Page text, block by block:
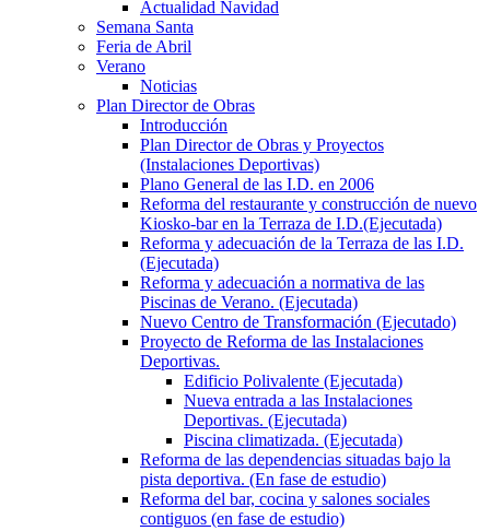
Actualidad Navidad
Semana Santa
Feria de Abril
Verano
Noticias
Plan Director de Obras
Introducción
Plan Director de Obras y Proyectos
(Instalaciones Deportivas)
Plano General de las I.D. en 2006
Reforma del restaurante y construcción de nuevo
Kiosko-bar en la Terraza de I.D.(Ejecutada)
Reforma y adecuación de la Terraza de las I.D.
(Ejecutada)
Reforma y adecuación a normativa de las
Piscinas de Verano. (Ejecutada)
Nuevo Centro de Transformación (Ejecutado)
Proyecto de Reforma de las Instalaciones
Deportivas.
Edificio Polivalente (Ejecutada)
Nueva entrada a las Instalaciones
Deportivas. (Ejecutada)
Piscina climatizada. (Ejecutada)
Reforma de las dependencias situadas bajo la
pista deportiva. (En fase de estudio)
Reforma del bar, cocina y salones sociales
contiguos (en fase de estudio)